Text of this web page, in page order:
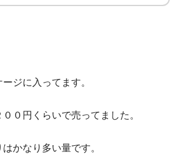
ジに入ってます。
０円くらいで売ってました。
かなり多い量です。